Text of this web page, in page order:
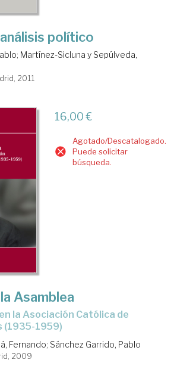
político
; Martínez-Sicluna y Sepúlveda,
2011
16,00 €
Agotado/Descatalogado.
Puede solicitar
búsqueda.
Asamblea
(1935-1959)
Fernando; Sánchez Garrido, Pablo
2009